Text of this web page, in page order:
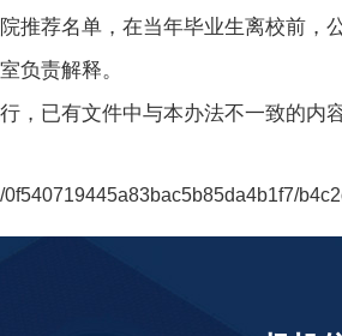
推荐名单，在当年毕业生离校前，
负责解释。
，已有文件中与本办法不一致的内